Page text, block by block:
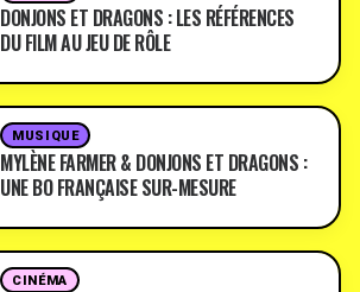
DONJONS ET DRAGONS : LES RÉFÉRENCES
DU FILM AU JEU DE RÔLE
MUSIQUE
MYLÈNE FARMER & DONJONS ET DRAGONS :
UNE BO FRANÇAISE SUR-MESURE
CINÉMA